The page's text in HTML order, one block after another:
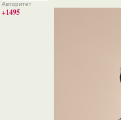
Авторитет
+1495